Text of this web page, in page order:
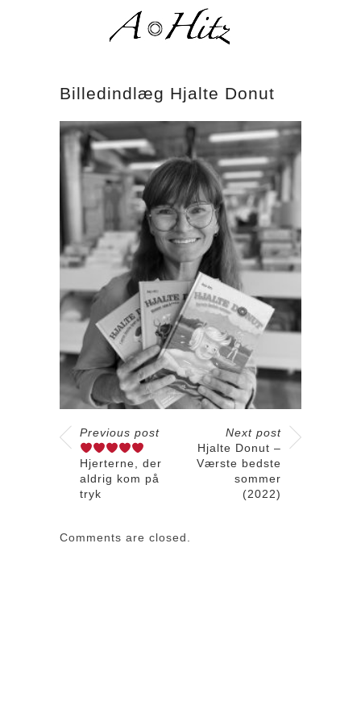
Billedindlæg Hjalte Donut
Previous post
Hjerterne, der
aldrig kom på
tryk
Next post
Hjalte Donut –
Værste bedste
sommer
(2022)
Comments are closed.